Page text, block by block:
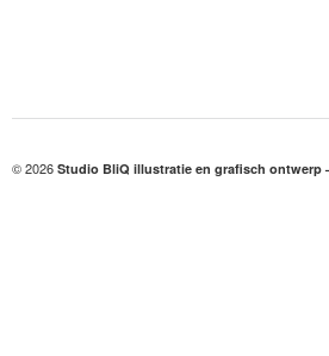
© 2026 Studio BliQ illustratie en grafisch ontwerp